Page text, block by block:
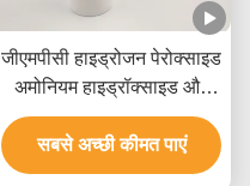
जीएमपीसी हाइड्रोजन पेरोक्साइड
अमोनियम हाइड्रॉक्साइड और
खनिज तेल के साथ बालों को
सफेद करने वाली क्रीम
सबसे अच्छी कीमत पाएं